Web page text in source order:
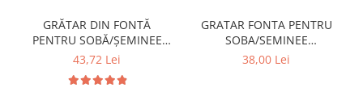
GRĂTAR DIN FONTĂ
PENTRU SOBĂ/ȘEMINEE
DIMENSIUNE 300 mm x 200
43,72 Lei
GRATAR FONTA PENTRU
SOBA/SEMINEE
DIMENSIUNE 250x170 mm
38,00 Lei